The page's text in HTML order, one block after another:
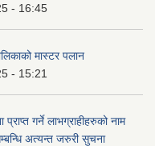
- 16:45
मास्टर पलान
- 15:21
प्राप्त गर्ने लाभग्राहीहरुको नाम
अत्यन्त जरुरी सुचना